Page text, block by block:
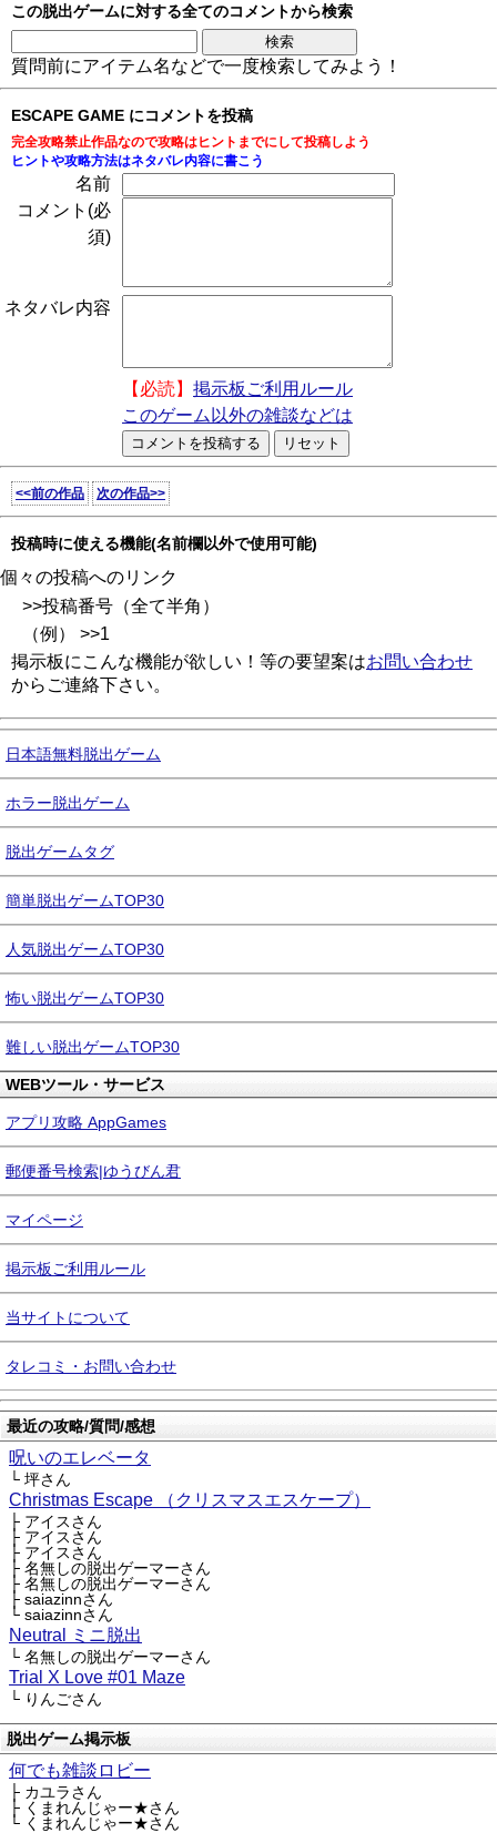
この脱出ゲームに対する全てのコメントから検索
質問前にアイテム名などで一度検索してみよう！
ESCAPE GAME にコメントを投稿
完全攻略禁止作品なので攻略はヒントまでにして投稿しよう
ヒントや攻略方法はネタバレ内容に書こう
名前
コメント(必
須)
ネタバレ内容
【必読】 掲示板ご利用ルール
このゲーム以外の雑談などは
<<前の作品 次の作品>>
投稿時に使える機能(名前欄以外で使用可能)
個々の投稿へのリンク
>>投稿番号（全て半角）
（例） >>1
掲示板にこんな機能が欲しい！等の要望案はお問い合わせ
からご連絡下さい。
日本語無料脱出ゲーム
ホラー脱出ゲーム
脱出ゲームタグ
簡単脱出ゲームTOP30
人気脱出ゲームTOP30
怖い脱出ゲームTOP30
難しい脱出ゲームTOP30
WEBツール・サービス
アプリ攻略 AppGames
郵便番号検索|ゆうびん君
マイページ
掲示板ご利用ルール
当サイトについて
タレコミ・お問い合わせ
最近の攻略/質問/感想
呪いのエレベータ
└ 坪さん
Christmas Escape （クリスマスエスケープ）
├ アイスさん
├ アイスさん
├ アイスさん
├ 名無しの脱出ゲーマーさん
├ 名無しの脱出ゲーマーさん
├ saiazinnさん
└ saiazinnさん
Neutral ミニ脱出
└ 名無しの脱出ゲーマーさん
Trial X Love #01 Maze
└ りんごさん
脱出ゲーム掲示板
何でも雑談ロビー
├ カユラさん
├ くまれんじゃー★さん
└ くまれんじゃー★さん